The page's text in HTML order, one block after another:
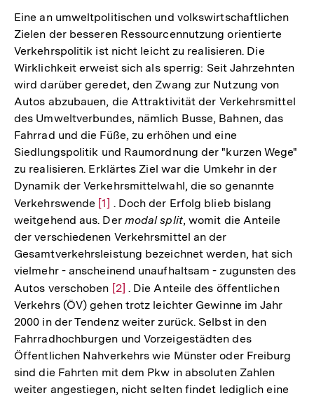
Eine an umweltpolitischen und volkswirtschaftlichen
Zielen der besseren Ressourcennutzung orientierte
Verkehrspolitik ist nicht leicht zu realisieren. Die
Wirklichkeit erweist sich als sperrig: Seit Jahrzehnten
wird darüber geredet, den Zwang zur Nutzung von
Autos abzubauen, die Attraktivität der Verkehrsmittel
des Umweltverbundes, nämlich Busse, Bahnen, das
Fahrrad und die Füße, zu erhöhen und eine
Siedlungspolitik und Raumordnung der "kurzen Wege"
zu realisieren. Erklärtes Ziel war die Umkehr in der
Dynamik der Verkehrsmittelwahl, die so genannte
Verkehrswende Zur
Auflösung
der
Fußnote
[1] . Doch der Erfolg blieb bislang
weitgehend aus. Der modal split, womit die Anteile
der verschiedenen Verkehrsmittel an der
Gesamtverkehrsleistung bezeichnet werden, hat sich
vielmehr - anscheinend unaufhaltsam - zugunsten des
Autos verschoben Zur
Auflösung
der
Fußnote
[2] . Die Anteile des öffentlichen
Verkehrs (ÖV) gehen trotz leichter Gewinne im Jahr
2000 in der Tendenz weiter zurück. Selbst in den
Fahrradhochburgen und Vorzeigestädten des
Öffentlichen Nahverkehrs wie Münster oder Freiburg
sind die Fahrten mit dem Pkw in absoluten Zahlen
weiter angestiegen, nicht selten findet lediglich eine